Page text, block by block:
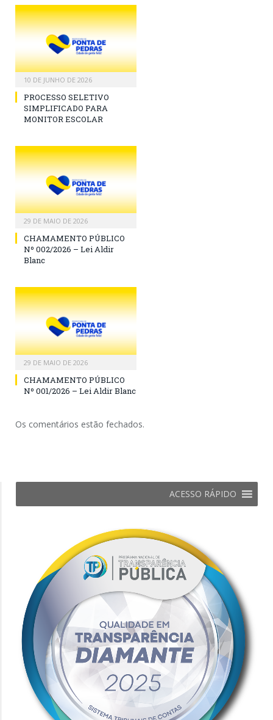
10 DE JUNHO DE 2026
PROCESSO SELETIVO
SIMPLIFICADO PARA
MONITOR ESCOLAR
29 DE MAIO DE 2026
CHAMAMENTO PÚBLICO
Nº 002/2026 – Lei Aldir
Blanc
29 DE MAIO DE 2026
CHAMAMENTO PÚBLICO
Nº 001/2026 – Lei Aldir Blanc
Os comentários estão fechados.
ACESSO RÁPIDO